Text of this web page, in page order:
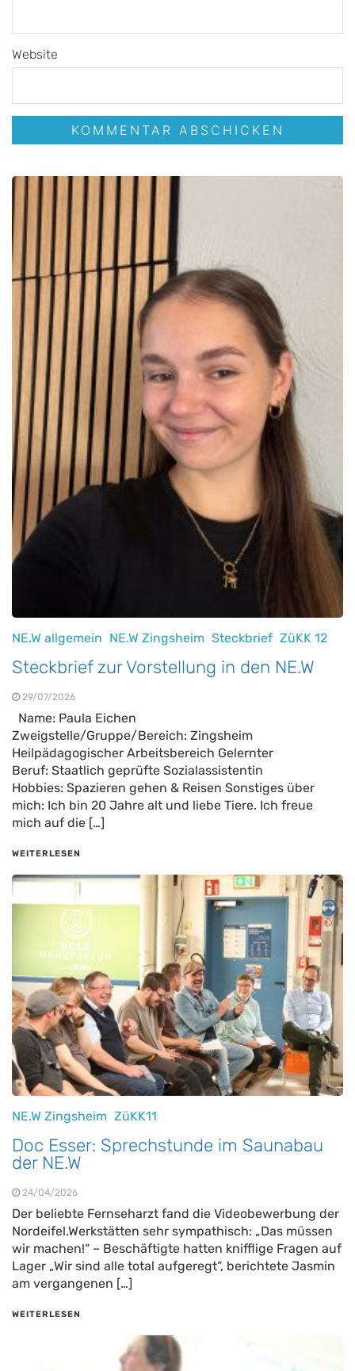
Website
NE.W allgemein NE.W Zingsheim Steckbrief ZüKK 12
Steckbrief zur Vorstellung in den NE.W
29/07/2026
Name: Paula Eichen
Zweigstelle/Gruppe/Bereich: Zingsheim
Heilpädagogischer Arbeitsbereich Gelernter
Beruf: Staatlich geprüfte Sozialassistentin
Hobbies: Spazieren gehen & Reisen Sonstiges über
mich: Ich bin 20 Jahre alt und liebe Tiere. Ich freue
mich auf die […]
WEITERLESEN
NE.W Zingsheim ZüKK11
Doc Esser: Sprechstunde im Saunabau
der NE.W
24/04/2026
Der beliebte Fernseharzt fand die Videobewerbung der
Nordeifel.Werkstätten sehr sympathisch: „Das müssen
wir machen!“ – Beschäftigte hatten knifflige Fragen auf
Lager „Wir sind alle total aufgeregt“, berichtete Jasmin
am vergangenen […]
WEITERLESEN